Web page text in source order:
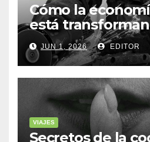
Cómo la
está
sostenible
JUN 1, 2026 EDITOR
VIAJES
Secretos de la